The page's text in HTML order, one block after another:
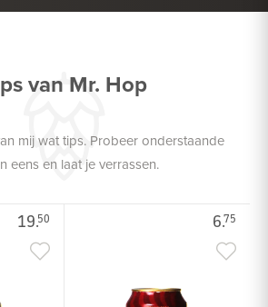
van Mr. Hop
mij wat tips. Probeer onderstaande
eens en laat je verrassen.
19.50 6.75